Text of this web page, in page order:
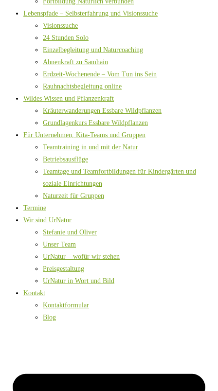
Lebenspfade – Selbsterfahrung und Visionssuche
Visionssuche
24 Stunden Solo
Einzelbegleitung und Naturcoaching
Ahnenkraft zu Samhain
Erdzeit-Wochenende – Vom Tun ins Sein
Rauhnachtsbegleitung online
Wildes Wissen und Pflanzenkraft
Kräuterwanderungen Essbare Wildpflanzen
Grundlagenkurs Essbare Wildpflanzen
Für Unternehmen, Kita-Teams und Gruppen
Teamtraining in und mit der Natur
Betriebsausflüge
Teamtage und Teamfortbildungen für Kindergärten und
soziale Einrichtungen
Naturzeit für Gruppen
Termine
Wir sind UrNatur
Stefanie und Oliver
Unser Team
UrNatur – wofür wir stehen
Preisgestaltung
UrNatur in Wort und Bild
Kontakt
Kontaktformular
Blog